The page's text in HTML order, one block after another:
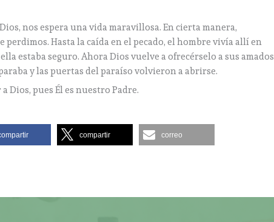
nos espera una vida maravillosa. En cierta manera,
perdimos. Hasta la caída en el pecado, el hombre vivía allí en
estaba seguro. Ahora Dios vuelve a ofrecérselo a sus amados
y las puertas del paraíso volvieron a abrirse.
Dios, pues Él es nuestro Padre.
compartir correo